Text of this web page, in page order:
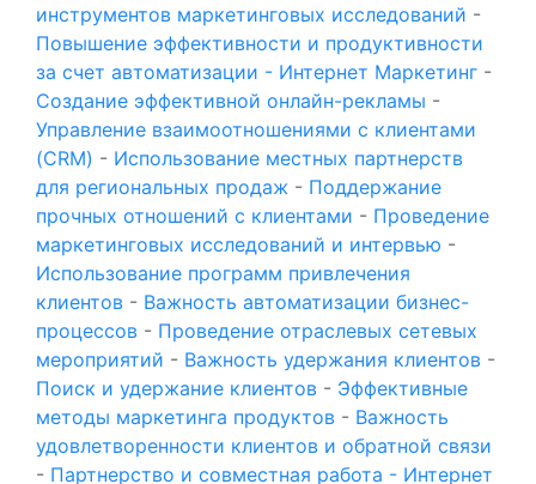
инструментов маркетинговых исследований -
Повышение эффективности и продуктивности
за счет автоматизации - Интернет Маркетинг -
Создание эффективной онлайн-рекламы -
Управление взаимоотношениями с клиентами
(CRM) - Использование местных партнерств
для региональных продаж - Поддержание
прочных отношений с клиентами - Проведение
маркетинговых исследований и интервью -
Использование программ привлечения
клиентов - Важность автоматизации бизнес-
процессов - Проведение отраслевых сетевых
мероприятий - Важность удержания клиентов -
Поиск и удержание клиентов - Эффективные
методы маркетинга продуктов - Важность
удовлетворенности клиентов и обратной связи
- Партнерство и совместная работа - Интернет